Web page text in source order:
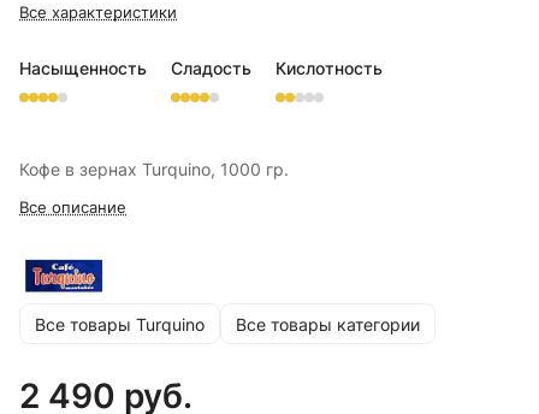
Все характеристики
Насыщенность Сладость Кислотность
Кофе в зернах Turquino, 1000 гр.
Все описание
Все товары Turquino Все товары категории
2 490 руб.